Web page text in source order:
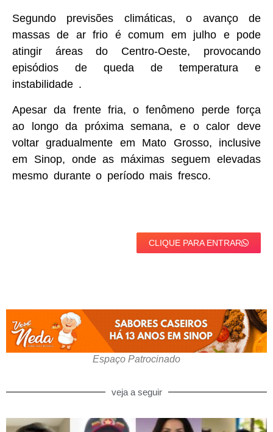
Segundo previsões climáticas, o avanço de
massas de ar frio é comum em julho e pode
atingir áreas do Centro-Oeste, provocando
episódios de queda de temperatura e
instabilidade .
Apesar da frente fria, o fenômeno perde força
ao longo da próxima semana, e o calor deve
voltar gradualmente em Mato Grosso, inclusive
em Sinop, onde as máximas seguem elevadas
mesmo durante o período mais fresco.
CLIQUE PARA ENTRAR
Espaço Patrocinado
veja a seguir